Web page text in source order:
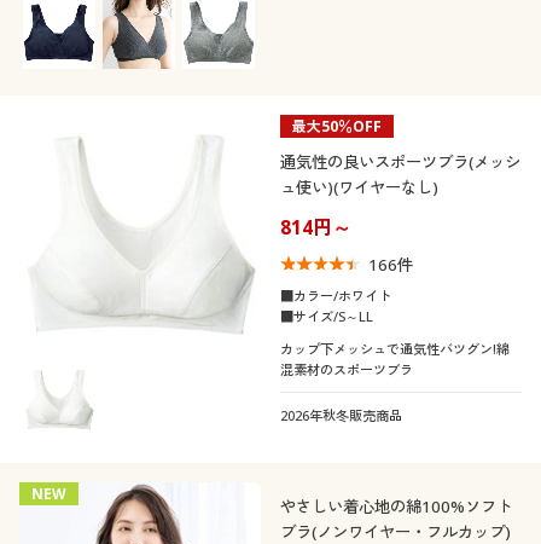
マイページ
お気に入り
サポート
よくある質問とお問い合わせ
無地
素材
シルク
機能・特徴
ウォッシャブル(洗
える)
ストレッチ
スクール
10代 20代
シーズン
最大50％OFF
通気性の良いスポーツブラ(メッシ
ュ使い)(ワイヤーなし)
814円～
166件
■カラー/ホワイト
■サイズ/S～LL
カップ下メッシュで通気性バツグン!綿
混素材のスポーツブラ
2026年秋冬販売商品
NEW
やさしい着心地の綿100%ソフト
ブラ(ノンワイヤー・フルカップ)